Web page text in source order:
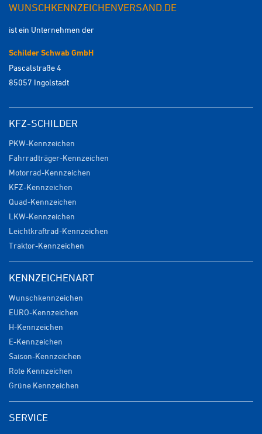
WUNSCHKENNZEICHENVERSAND.DE
ist ein Unternehmen der
Schilder Schwab GmbH
Pascalstraße 4
85057 Ingolstadt
KFZ-SCHILDER
PKW-Kennzeichen
Fahrradträger-Kennzeichen
Motorrad-Kennzeichen
KFZ-Kennzeichen
Quad-Kennzeichen
LKW-Kennzeichen
Leichtkraftrad-Kennzeichen
Traktor-Kennzeichen
KENNZEICHENART
Wunschkennzeichen
EURO-Kennzeichen
H-Kennzeichen
E-Kennzeichen
Saison-Kennzeichen
Rote Kennzeichen
Grüne Kennzeichen
SERVICE